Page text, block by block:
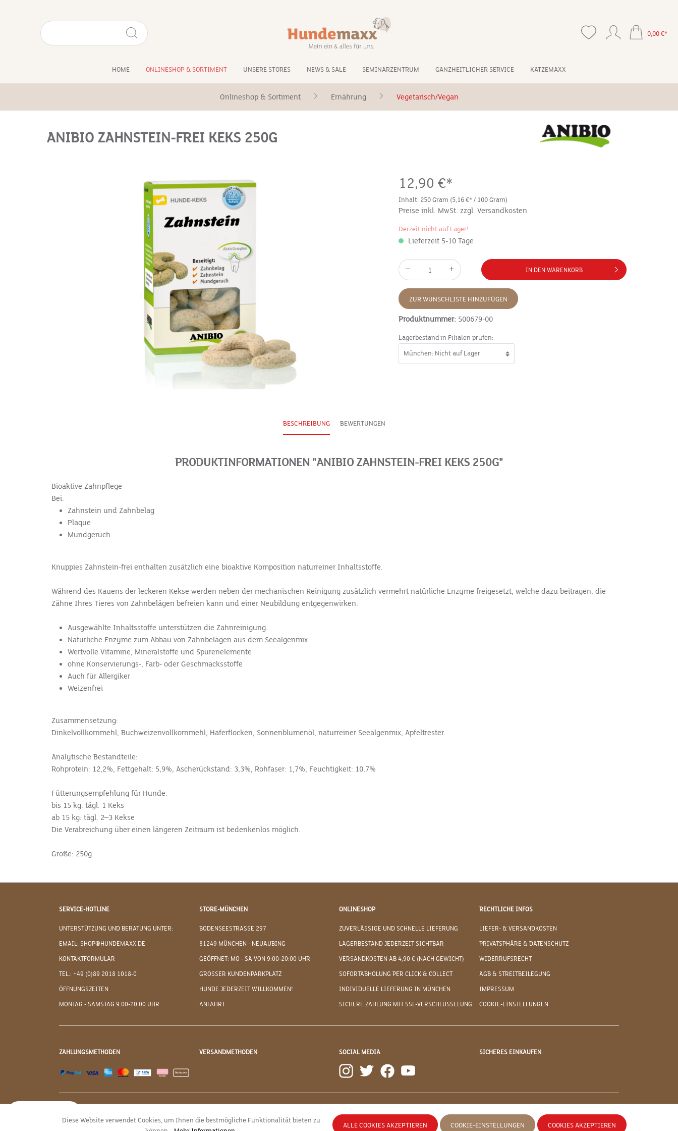
0,00 €*
HOME ONLINESHOP & SORTIMENT UNSERE STORES NEWS & SALE SEMINARZENTRUM GANZHEITLICHER SERVICE KATZEMAXX
Onlineshop & Sortiment Ernährung Vegetarisch/Vegan
ANIBIO ZAHNSTEIN-FREI KEKS 250G
12,90 €*
Inhalt: 250 Gram (5,16 €* / 100 Gram)
Preise inkl. MwSt. zzgl. Versandkosten
Derzeit nicht auf Lager!
Lieferzeit 5-10 Tage
IN DEN WARENKORB
ZUR WUNSCHLISTE HINZUFÜGEN
Produktnummer: 500679-00
Lagerbestand in Filialen prüfen:
BESCHREIBUNG BEWERTUNGEN
PRODUKTINFORMATIONEN "ANIBIO ZAHNSTEIN-FREI KEKS 250G"
Bioaktive Zahnpflege
Bei:
Zahnstein und Zahnbelag
Plaque
Mundgeruch
Knuppies Zahnstein-frei enthalten zusätzlich eine bioaktive ­Komposition naturreiner Inhaltsstoffe.
Während des Kauens der leckeren Kekse werden neben der mechanischen Reinigung zusätzlich vermehrt natürliche Enzyme freigesetzt, welche dazu beitragen, die
Zähne Ihres Tieres von Zahnbelägen befreien kann und einer Neubildung entgegenwirken.
Ausgewählte Inhaltsstoffe unterstützen die Zahnreinigung.
Natürliche Enzyme zum Abbau von Zahnbelägen aus dem Seealgenmix.
Wertvolle Vitamine, Mineralstoffe und Spurenelemente
ohne Konservierungs-, Farb- oder Geschmacksstoffe
Auch für Allergiker
Weizenfrei
Zusammensetzung:
Dinkelvollkornmehl, Buchweizenvollkornmehl, Hafer­flocken, Sonnen­blumenöl, naturreiner Seealgenmix, Apfeltrester.
Analytische Bestandteile:
Rohprotein: 12,2%, Fettgehalt: 5,9%, Ascherückstand: 3,3%, Rohfaser: 1,7%, Feuchtigkeit: 10,7%
Fütterungsempfehlung für Hunde:
bis 15 kg: tägl. 1 Keks
ab 15 kg: tägl. 2–3 Kekse
Die Verabreichung über einen längeren Zeitraum ist bedenkenlos möglich.
Größe: 250g
SERVICE-HOTLINE
UNTERSTÜTZUNG UND BERATUNG UNTER:
EMAIL: SHOP@HUNDEMAXX.DE
KONTAKTFORMULAR
TEL.: +49 (0)89 2018 1018-0
ÖFFNUNGSZEITEN
MONTAG - SAMSTAG 9:00-20:00 UHR
STORE-MÜNCHEN
BODENSEESTRASSE 297
81249 MÜNCHEN - NEUAUBING
GEÖFFNET: MO - SA VON 9:00-20:00 UHR
GROSSER KUNDENPARKPLATZ
HUNDE JEDERZEIT WILLKOMMEN!
ANFAHRT
ONLINESHOP
ZUVERLÄSSIGE UND SCHNELLE LIEFERUNG
LAGERBESTAND JEDERZEIT SICHTBAR
VERSANDKOSTEN AB 4,90 € (NACH GEWICHT)
SOFORTABHOLUNG PER CLICK & COLLECT
INDIVIDUELLE LIEFERUNG IN MÜNCHEN
SICHERE ZAHLUNG MIT SSL-VERSCHLÜSSELUNG
RECHTLICHE INFOS
LIEFER- & VERSANDKOSTEN
PRIVATSPHÄRE & DATENSCHUTZ
WIDERRUFSRECHT
AGB & STREITBEILEGUNG
IMPRESSUM
COOKIE-EINSTELLUNGEN
ZAHLUNGSMETHODEN VERSANDMETHODEN SOCIAL MEDIA SICHERES EINKAUFEN
Diese Website verwendet Cookies, um Ihnen die bestmögliche Funktionalität bieten zu
COOKIE-EINSTELLUNGEN COOKIES AKZEPTIEREN
ALLE COOKIES AKZEPTIEREN